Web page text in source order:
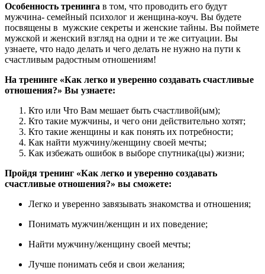
Особенность тренинга в том, что проводить его будут
мужчина- семейный психолог и женщина-коуч. Вы будете
посвящены в мужские секреты и женские тайны. Вы поймете
мужской и женский взгляд на одни и те же ситуации. Вы
узнаете, что надо делать и чего делать не нужно на пути к
счастливым радостным отношениям!
На тренинге «Как легко и уверенно создавать счастливые
отношения?» Вы узнаете:
Кто или Что Вам мешает быть счастливой(ым);
Кто такие мужчины, и чего они действительно хотят;
Кто такие женщины и как понять их потребности;
Как найти мужчину/женщину своей мечты;
Как избежать ошибок в выборе спутника(цы) жизни;
Пройдя тренинг «Как легко и уверенно создавать
счастливые отношения?» вы сможете:
Легко и уверенно завязывать знакомства и отношения;
Понимать мужчин/женщин и их поведение;
Найти мужчину/женщину своей мечты;
Лучше понимать себя и свои желания;